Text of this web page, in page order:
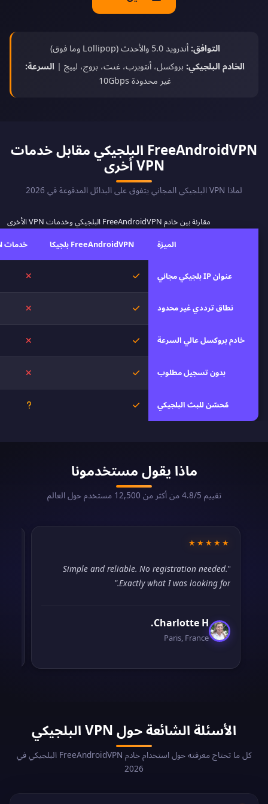
التوافق: أندرويد 5.0 والأحدث (Lollipop وما فوق)
الخادم البلجيكي: بروكسل، أنتويرب، غنت، بروج، لييج | السرعة:
غير محدودة 10Gbps
FreeAndroidVPN البلجيكي مقابل خدمات
VPN أخرى
لماذا VPN البلجيكي المجاني يتفوق على البدائل المدفوعة في 2026
مقارنة بين خادم FreeAndroidVPN البلجيكي وخدمات VPN الأخرى
الميزة FreeAndroidVPN بلجيكا خدمات VPN أخرى
عنوان IP بلجيكي مجاني نعم
نطاق ترددي غير محدود نعم
خادم بروكسل عالي السرعة نعم
بدون تسجيل مطلوب نعم
مُحسّن للبث البلجيكي نعم
ماذا يقول مستخدمونا
تقييم 4.8/5 من أكثر من 12,500 مستخدم حول العالم
★★★★★
"Simple and reliable. No registration needed.
Exactly what I was looking for."
Charlotte H.
Paris, France
الأسئلة الشائعة حول VPN البلجيكي
كل ما تحتاج معرفته حول استخدام خادم FreeAndroidVPN البلجيكي في
2026